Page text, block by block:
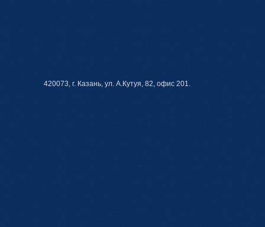
420073, г. Казань, ул. А.Кутуя, 82, офис 201.